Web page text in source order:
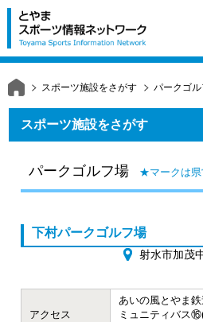
スポーツ施設をさがす パークゴ
スポーツ施設をさがす
パークゴルフ場 ★マークは県
下村パークゴルフ場
射水市加茂
アクセス
あいの風とやま
ミュニティバス